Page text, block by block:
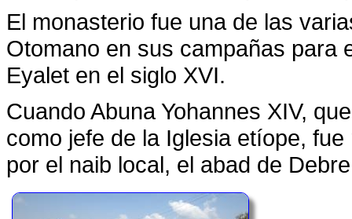
El monasterio fue una de las
Otomano en sus campañas para
Eyalet en el siglo XVI.
Cuando Abuna Yohannes XIV,
como jefe de la Iglesia etíope,
por el naib local, el abad de